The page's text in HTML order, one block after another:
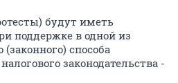
будут иметь
поддержке в одной из
способа
законодательства -